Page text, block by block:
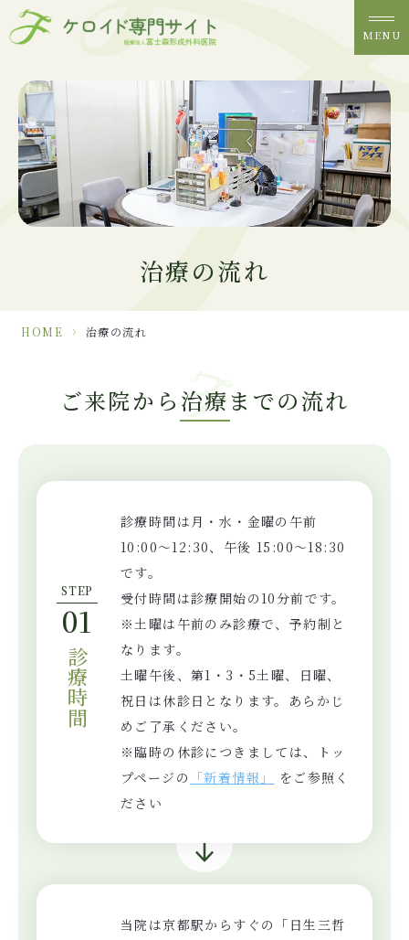
MENU
治療の流れ
HOME > 治療の流れ
ご来院から治療までの流れ
STEP
01
診療時間
診療時間は月・水・金曜の午前
10:00～12:30、午後 15:00～18:30
です。
受付時間は診療開始の10分前です。
※土曜は午前のみ診療で、予約制と
なります。
土曜午後、第1・3・5土曜、日曜、
祝日は休診日となります。あらかじ
めご了承ください。
※臨時の休診につきましては、トッ
プページの 「新着情報」
をご参照く
ださい
当院は京都駅からすぐの「日生三哲